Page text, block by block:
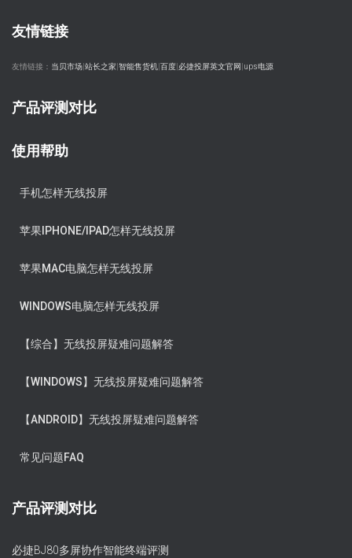
友情链接
友情链接： 当贝市场 站长之家 智能售货机 百度 必捷投屏英文官网 ups电源
产品评测对比
使用帮助
手机怎样无线投屏
苹果IPHONE/IPAD怎样无线投屏
苹果MAC电脑怎样无线投屏
WINDOWS电脑怎样无线投屏
【综合】无线投屏疑难问题解答
【WINDOWS】无线投屏疑难问题解答
【ANDROID】无线投屏疑难问题解答
常见问题FAQ
产品评测对比
必捷BJ80多屏协作智能终端评测